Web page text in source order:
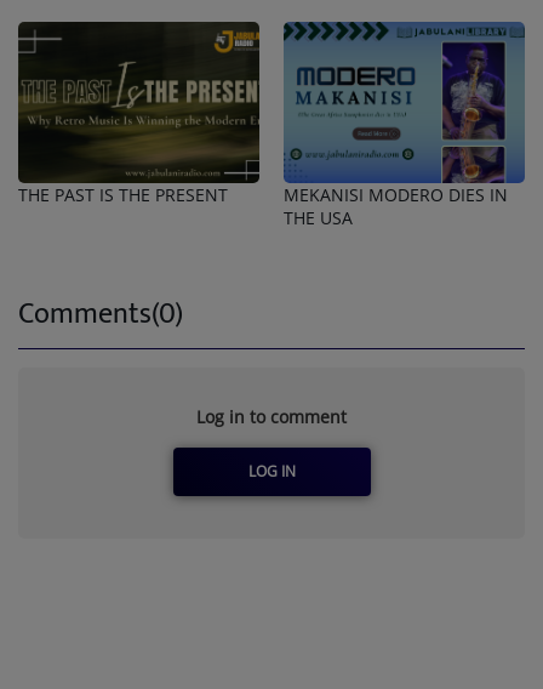
THE PAST IS THE PRESENT
MEKANISI MODERO DIES IN
THE USA
Comments(0)
Log in to comment
LOG IN